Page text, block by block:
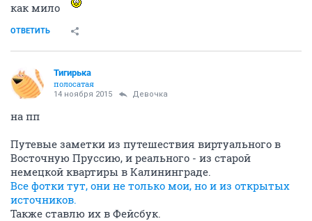
как мило
ОТВЕТИТЬ
Тигирька
полосатая
14 ноября 2015 Девочка
на пп
Путевые заметки из путешествия виртуального в
Восточную Пруссию, и реального - из старой
немецкой квартиры в Калининграде.
Все фотки тут, они не только мои, но и из открытых
источников.
Также ставлю их в Фейсбук.